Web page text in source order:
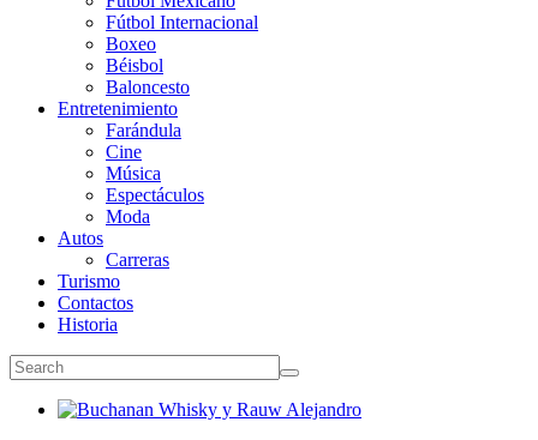
Fútbol Internacional
Boxeo
Béisbol
Baloncesto
Entretenimiento
Farándula
Cine
Música
Espectáculos
Moda
Autos
Carreras
Turismo
Contactos
Historia